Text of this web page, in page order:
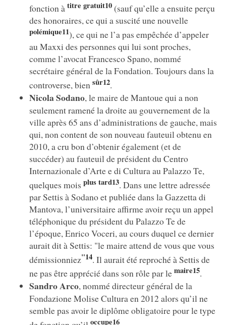
fonction àtitre gratuit10(sauf qu’elle a ensuite perçu
des honoraires, ce qui a suscité une nouvelle
polémique11), ce qui ne l’a pas empêchée d’appeler
au Maxxi des personnes qui lui sont proches,
comme l’avocat Francesco Spano, nommé
secrétaire général de la Fondation. Toujours dans la
controverse, bien sûr12.
Nicola Sodano, le maire de Mantoue qui a non
seulement ramené la droite au gouvernement de la
ville après 65 ans d’administrations de gauche, mais
qui, non content de son nouveau fauteuil obtenu en
2010, a cru bon d’obtenir également (et de
succéder) au fauteuil de président du Centro
Internazionale d’Arte e di Cultura au Palazzo Te,
quelques mois plus tard13. Dans une lettre adressée
par Settis à Sodano et publiée dans la Gazzetta di
Mantova, l’universitaire affirme avoir reçu un appel
téléphonique du président du Palazzo Te de
l’époque, Enrico Voceri, au cours duquel ce dernier
aurait dit à Settis: "le maire attend de vous que vous
démissionniez"14. Il aurait été reproché à Settis de
ne pas être apprécié dans son rôle par lemaire15.
Sandro Arco, nommé directeur général de la
Fondazione Molise Cultura en 2012 alors qu’il ne
semble pas avoir le diplôme obligatoire pour le type
occupe16